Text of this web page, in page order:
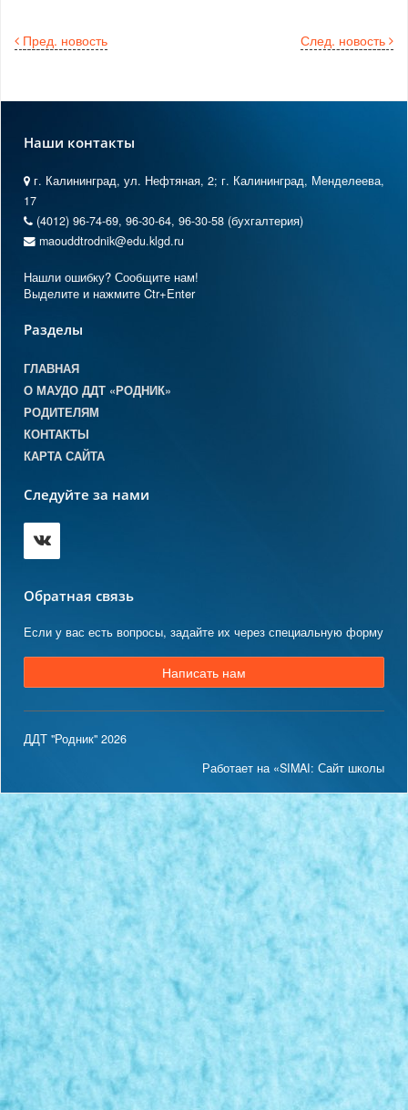
След. новость
Пред. новость
Наши контакты
г. Калининград, ул. Нефтяная, 2; г. Калининград, Менделеева,
17
(4012) 96-74-69, 96-30-64, 96-30-58 (бухгалтерия)
maouddtrodnik@edu.klgd.ru
Нашли ошибку? Сообщите нам!
Выделите и нажмите Ctr+Enter
Разделы
ГЛАВНАЯ
О МАУДО ДДТ «РОДНИК»
РОДИТЕЛЯМ
КОНТАКТЫ
КАРТА САЙТА
Следуйте за нами
Обратная связь
Если у вас есть вопросы, задайте их через специальную форму
Написать нам
ДДТ "Родник" 2026
Работает на «SIMAI: Сайт школы